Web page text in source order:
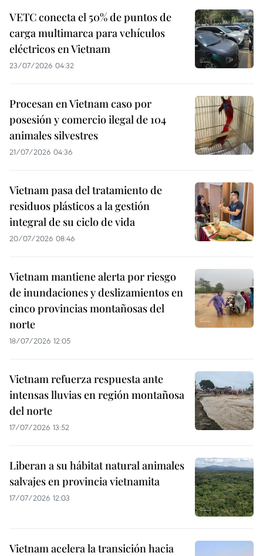
VETC conecta el 50% de puntos de
carga multimarca para vehículos
eléctricos en Vietnam
23/07/2026 04:32
Procesan en Vietnam caso por
posesión y comercio ilegal de 104
animales silvestres
21/07/2026 04:36
Vietnam pasa del tratamiento de
residuos plásticos a la gestión
integral de su ciclo de vida
20/07/2026 08:46
Vietnam mantiene alerta por riesgo
de inundaciones y deslizamientos en
cinco provincias montañosas del
norte
18/07/2026 12:05
Vietnam refuerza respuesta ante
intensas lluvias en región montañosa
del norte
17/07/2026 13:52
Liberan a su hábitat natural animales
salvajes en provincia vietnamita
17/07/2026 12:03
Vietnam acelera la transición hacia